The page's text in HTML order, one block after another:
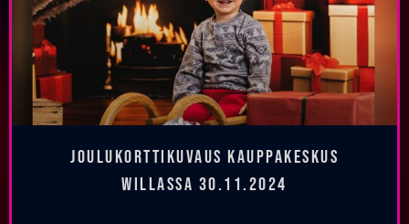
Joulukorttikuvaus kauppakeskus
WILLASSA 30.11.2024